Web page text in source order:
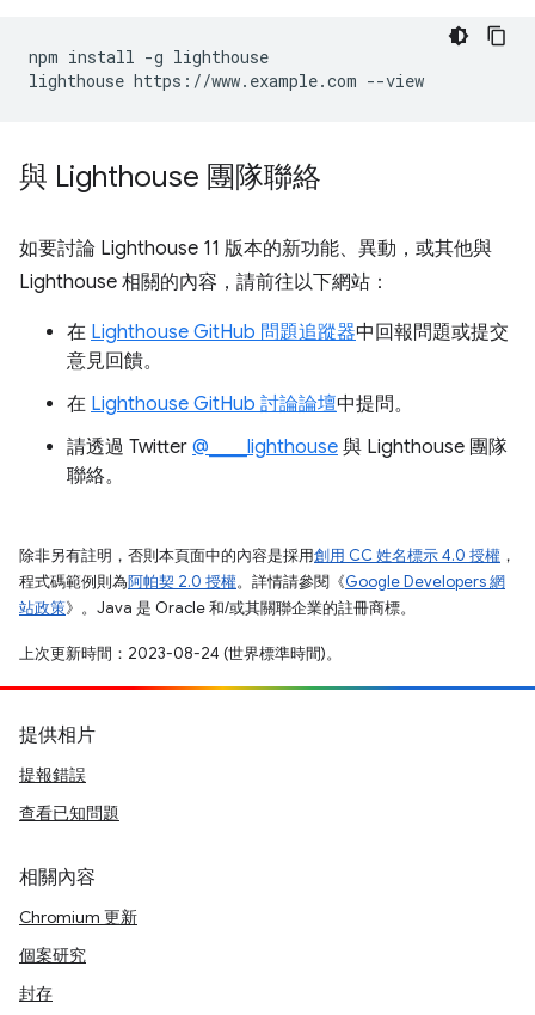
npm install -g lighthouse
與 Lighthouse 團隊聯絡
如要討論 Lighthouse 11 版本的新功能、異動，或其他與
Lighthouse 相關的內容，請前往以下網站：
在 Lighthouse GitHub 問題追蹤器中回報問題或提交
意見回饋。
在 Lighthouse GitHub 討論論壇中提問。
請透過 Twitter @____lighthouse 與 Lighthouse 團隊
聯絡。
除非另有註明，否則本頁面中的內容是採用創用 CC 姓名標示 4.0 授權 ，
程式碼範例則為阿帕契 2.0 授權。詳情請參閱《Google Developers 網
站政策》。Java 是 Oracle 和/或其關聯企業的註冊商標。
上次更新時間：2023-08-24 (世界標準時間)。
提供相片
提報錯誤
查看已知問題
相關內容
Chromium 更新
個案研究
封存